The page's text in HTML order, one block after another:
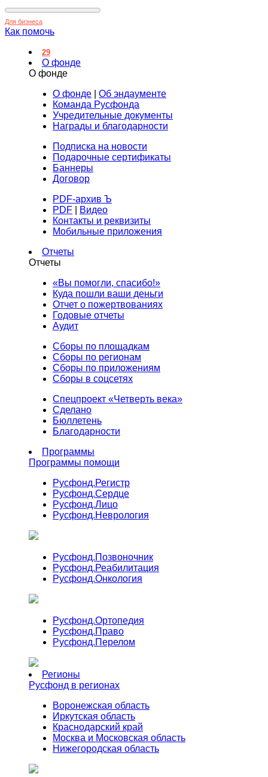
Для бизнеса
Как помочь
29
О фонде
О фонде
О фонде
Об эндаументе
Команда Русфонда
Учредительные документы
Награды и благодарности
Подписка на новости
Подарочные сертификаты
Баннеры
Договор
PDF-архив Ъ
PDF
Видео
Контакты и реквизиты
Мобильные приложения
Отчеты
Отчеты
«Вы помогли, спасибо!»
Куда пошли ваши деньги
Отчет о пожертвованиях
Годовые отчеты
Аудит
Сборы по площадкам
Сборы по регионам
Сборы по приложениям
Сборы в соцсетях
Спецпроект «Четверть века»
Сделано
Бюллетень
Благодарности
Программы
Программы помощи
Русфонд.Регистр
Русфонд.Сердце
Русфонд.Лицо
Русфонд.Неврология
Русфонд.Позвоночник
Русфонд.Реабилитация
Русфонд.Онкология
Русфонд.Ортопедия
Русфонд.Право
Русфонд.Перелом
Регионы
Русфонд в регионах
Воронежская область
Иркутская область
Краснодарский край
Москва и Московская область
Нижегородская область